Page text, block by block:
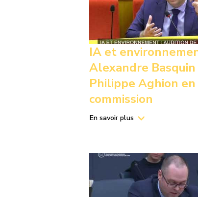
IA et
Alexandre
Philippe Aghion en
commission
En savoir plus